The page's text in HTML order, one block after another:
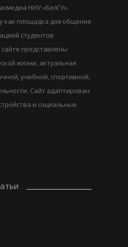
НИУ «БелГУ».
как площадка для общения
студентов
представлены
жизни, актуальная
учебной, спортивной,
Сайт адаптирован
и социальные